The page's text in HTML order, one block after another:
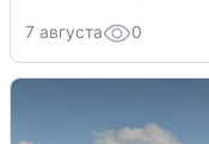
7 августа 0